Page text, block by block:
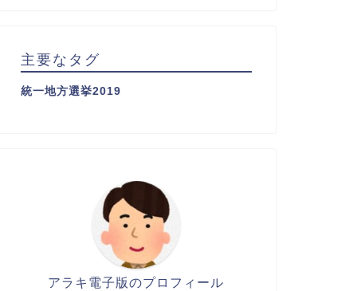
主要なタグ
統一地方選挙2019
アラキ電子版のプロフィール